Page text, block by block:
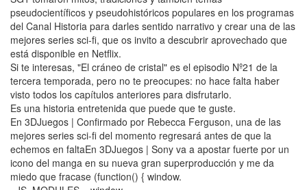
pseudocientíficos y pseudohistóricos populares en los programas
del Canal Historia para darles sentido narrativo y crear una de las
mejores series sci-fi, que os invito a descubrir aprovechado que
está disponible en Netflix.
Si te interesas, "El cráneo de cristal" es el episodio Nº21 de la
tercera temporada, pero no te preocupes: no hace falta haber
visto todos los capítulos anteriores para disfrutarlo.
Es una historia entretenida que puede que te guste.
En 3DJuegos | Confirmado por Rebecca Ferguson, una de las
mejores series sci-fi del momento regresará antes de que la
echemos en faltaEn 3DJuegos | Sony va a apostar fuerte por un
icono del manga en su nueva gran superproducción y me da
miedo que fracase (function() { window.